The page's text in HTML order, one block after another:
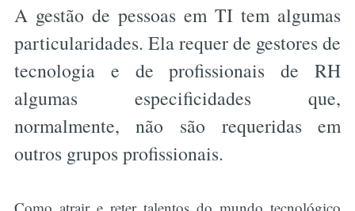
A gestão de pessoas em TI tem algumas
particularidades. Ela requer de gestores de
tecnologia e de profissionais de RH
algumas especificidades que,
normalmente, não são requeridas em
outros grupos profissionais.